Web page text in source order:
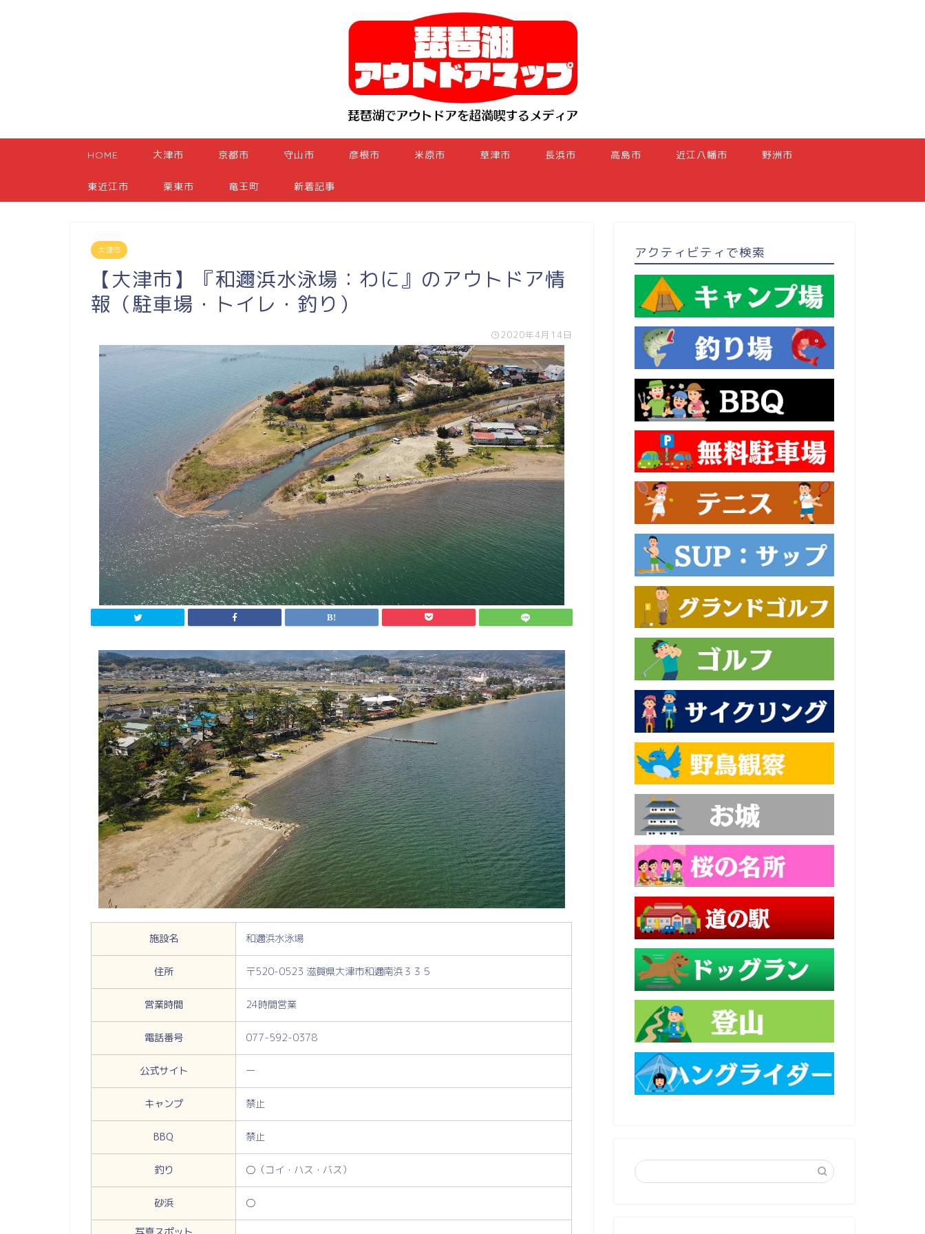
HOME 大津市 京都市 守山市 彦根市 米原市 草津市 長浜市 高島市 近江八幡市 野洲市
東近江市 栗東市 竜王町 新着記事
大津市
【大津市】『和邇浜水泳場：わに』のアウトドア情
報（駐車場・トイレ・釣り）
2020年4月14日
施設名 和邇浜水泳場
住所 〒520-0523 滋賀県大津市和邇南浜３３５
営業時間 24時間営業
電話番号 077-592-0378
公式サイト ー
キャンプ 禁止
BBQ 禁止
釣り 〇（コイ・ハス・バス）
砂浜 〇
アクティビティで検索